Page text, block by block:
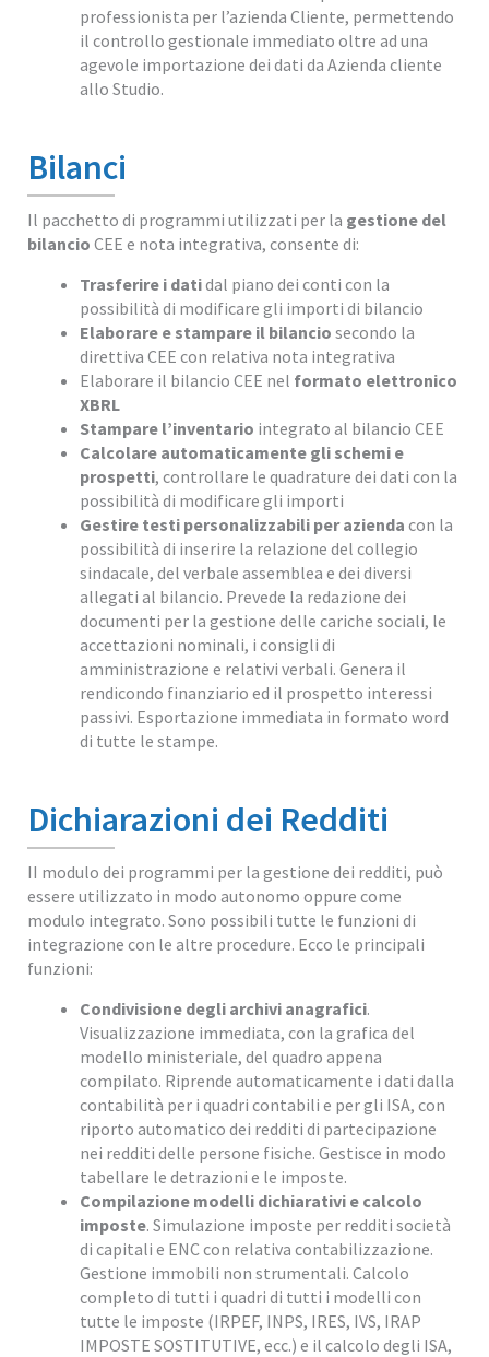
professionista per l’azienda Cliente, permettendo
il controllo gestionale immediato oltre ad una
agevole importazione dei dati da Azienda cliente
allo Studio.
Bilanci
Il pacchetto di programmi utilizzati per la gestione del
bilancio CEE e nota integrativa, consente di:
Trasferire i datidal piano dei conti con la
possibilità di modificare gli importi di bilancio
Elaborare e stampare il bilancio secondo la
direttiva CEE con relativa nota integrativa
Elaborare il bilancio CEE nel formato elettronico
XBRL
Stampare l’inventario integrato al bilancio CEE
Calcolare automaticamente gli schemi e
prospetti, controllare le quadrature dei dati con la
possibilità di modificare gli importi
Gestire testi personalizzabili per azienda con la
possibilità di inserire la relazione del collegio
sindacale, del verbale assemblea e dei diversi
allegati al bilancio. Prevede la redazione dei
documenti per la gestione delle cariche sociali, le
accettazioni nominali, i consigli di
amministrazione e relativi verbali. Genera il
rendicondo finanziario ed il prospetto interessi
passivi. Esportazione immediata in formato word
di tutte le stampe.
Dichiarazioni dei Redditi
II modulo dei programmi per la gestione dei redditi, può
essere utilizzato in modo autonomo oppure come
modulo integrato. Sono possibili tutte le funzioni di
integrazione con le altre procedure. Ecco le principali
funzioni:
Condivisione degli archivi anagrafici.
Visualizzazione immediata, con la grafica del
modello ministeriale, del quadro appena
compilato. Riprende automaticamente i dati dalla
contabilità per i quadri contabili e per gli ISA, con
riporto automatico dei redditi di partecipazione
nei redditi delle persone fisiche. Gestisce in modo
tabellare le detrazioni e le imposte.
Compilazione modelli dichiarativi e calcolo
imposte. Simulazione imposte per redditi società
di capitali e ENC con relativa contabilizzazione.
Gestione immobili non strumentali. Calcolo
completo di tutti i quadri di tutti i modelli con
tutte le imposte (IRPEF, INPS, IRES, IVS, IRAP
IMPOSTE SOSTITUTIVE, ecc.) e il calcolo degli ISA,